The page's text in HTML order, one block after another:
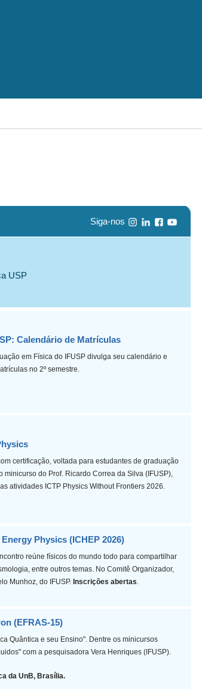
Siga-nos
USP
Calendário de Matrículas
em Física do IFUSP divulga seu calendário e
no 2º semestre.
certificação, voltada para estudantes de graduação
do Prof. Ricardo Correa da Silva (IFUSP),
atividades ICTP Physics Without Frontiers 2026.
Physics (ICHEP 2026)
reúne físicos do mundo todo para compartilhar
entre outros temas. No Comitê Organizador,
Munhoz, do IFUSP. Inscrições abertas.
(EFRAS-15)
Quântica e seu Ensino". Dentre os minicursos
com a pesquisadora Vera Henriques (IFUSP).
da UnB, Brasília.